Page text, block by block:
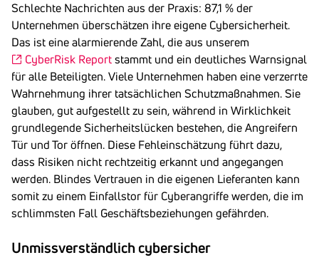
Schlechte Nachrichten aus der Praxis: 87,1 % der
Unternehmen überschätzen ihre eigene Cybersicherheit.
Das ist eine alarmierende Zahl, die aus unserem
CyberRisk Report stammt und ein deutliches Warnsignal
für alle Beteiligten. Viele Unternehmen haben eine verzerrte
Wahrnehmung ihrer tatsächlichen Schutzmaßnahmen. Sie
glauben, gut aufgestellt zu sein, während in Wirklichkeit
grundlegende Sicherheitslücken bestehen, die Angreifern
Tür und Tor öffnen. Diese Fehleinschätzung führt dazu,
dass Risiken nicht rechtzeitig erkannt und angegangen
werden. Blindes Vertrauen in die eigenen Lieferanten kann
somit zu einem Einfallstor für Cyberangriffe werden, die im
schlimmsten Fall Geschäftsbeziehungen gefährden.
Unmissverständlich cybersicher